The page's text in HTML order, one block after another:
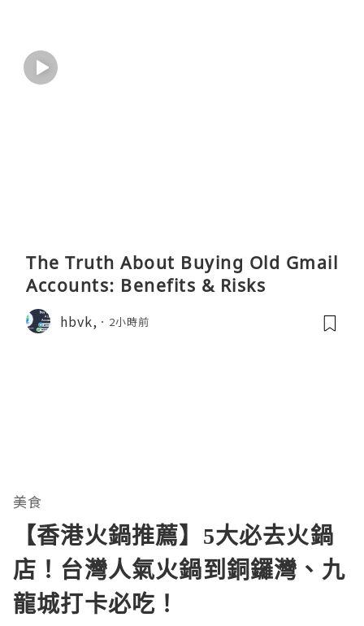
The Truth About Buying Old Gmail
Accounts: Benefits & Risks
hbvk, 2小時前
美食
【香港火鍋推薦】5大必去火鍋
店！台灣人氣火鍋到銅鑼灣、九
龍城打卡必吃！